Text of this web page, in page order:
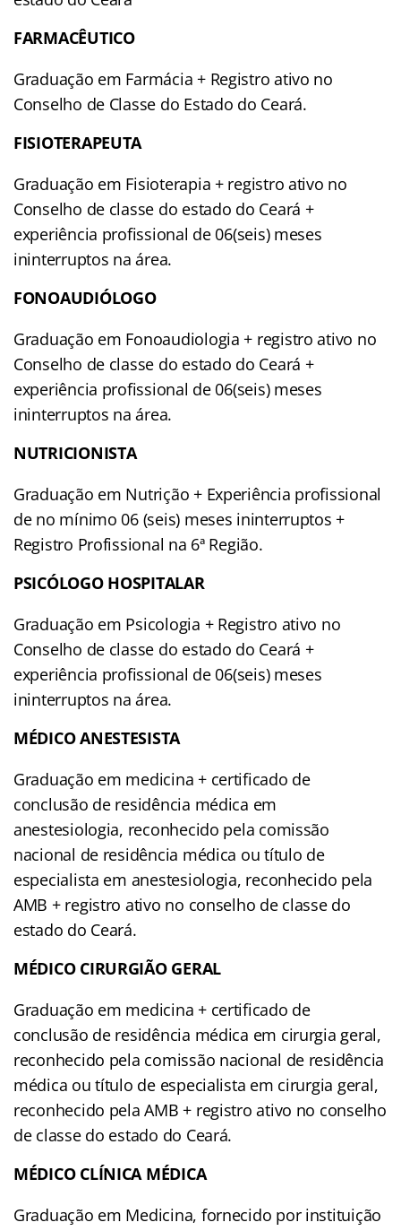
FARMACÊUTICO
Graduação em Farmácia + Registro ativo no
Conselho de Classe do Estado do Ceará.
FISIOTERAPEUTA
Graduação em Fisioterapia + registro ativo no
Conselho de classe do estado do Ceará +
experiência profissional de 06(seis) meses
ininterruptos na área.
FONOAUDIÓLOGO
Graduação em Fonoaudiologia + registro ativo no
Conselho de classe do estado do Ceará +
experiência profissional de 06(seis) meses
ininterruptos na área.
NUTRICIONISTA
Graduação em Nutrição + Experiência profissional
de no mínimo 06 (seis) meses ininterruptos +
Registro Profissional na 6ª Região.
PSICÓLOGO HOSPITALAR
Graduação em Psicologia + Registro ativo no
Conselho de classe do estado do Ceará +
experiência profissional de 06(seis) meses
ininterruptos na área.
MÉDICO ANESTESISTA
Graduação em medicina + certificado de
conclusão de residência médica em
anestesiologia, reconhecido pela comissão
nacional de residência médica ou título de
especialista em anestesiologia, reconhecido pela
AMB + registro ativo no conselho de classe do
estado do Ceará.
MÉDICO CIRURGIÃO GERAL
Graduação em medicina + certificado de
conclusão de residência médica em cirurgia geral,
reconhecido pela comissão nacional de residência
médica ou título de especialista em cirurgia geral,
reconhecido pela AMB + registro ativo no conselho
de classe do estado do Ceará.
MÉDICO CLÍNICA MÉDICA
Graduação em Medicina, fornecido por instituição